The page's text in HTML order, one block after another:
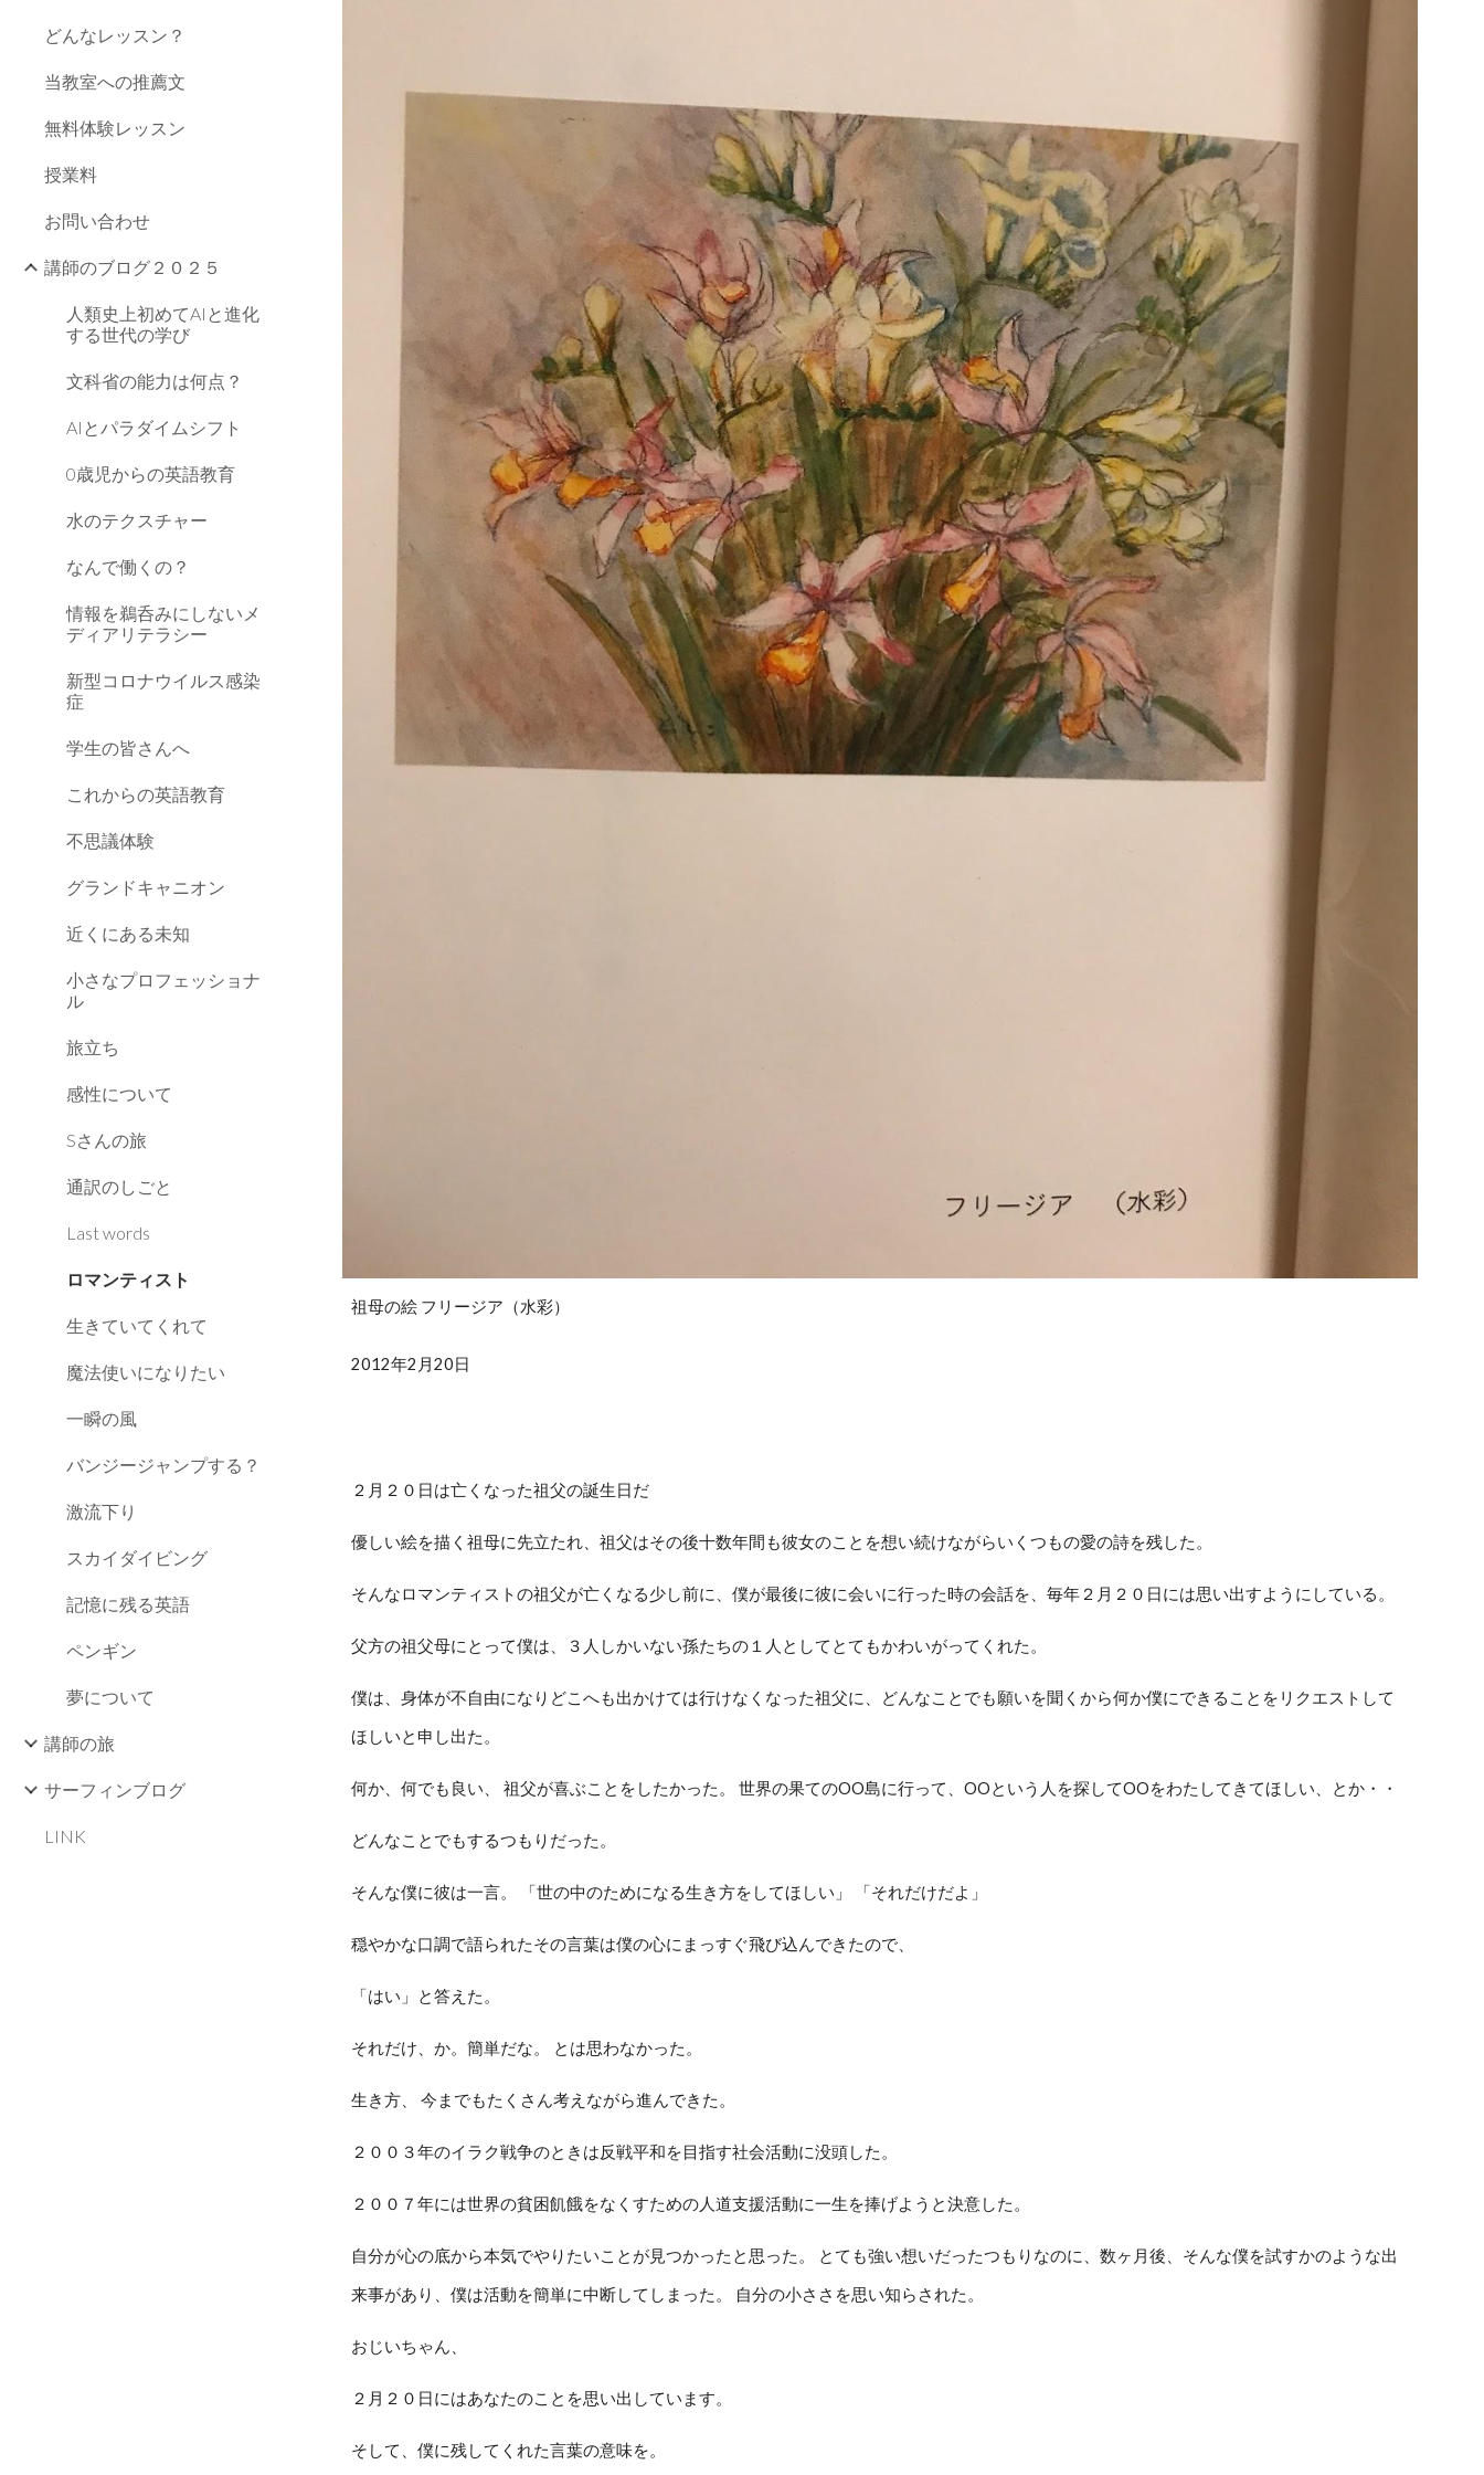
どんなレッスン？
当教室への推薦文
無料体験レッスン
授業料
お問い合わせ
講師のブログ２０２５
人類史上初めてAIと進化
する世代の学び
文科省の能力は何点？
AIとパラダイムシフト
0歳児からの英語教育
水のテクスチャー
なんで働くの？
情報を鵜呑みにしないメ
ディアリテラシー
新型コロナウイルス感染
症
学生の皆さんへ
これからの英語教育
不思議体験
グランドキャニオン
近くにある未知
小さなプロフェッショナ
ル
旅立ち
感性について
Sさんの旅
通訳のしごと
Last words
ロマンティスト
生きていてくれて
魔法使いになりたい
一瞬の風
バンジージャンプする？
激流下り
スカイダイビング
記憶に残る英語
ペンギン
夢について
講師の旅
サーフィンブログ
LINK
祖母の絵 フリージア（水彩）
2012年2月20日
２月２０日は亡くなった祖父の誕生日だ
優しい絵を描く祖母に先立たれ、祖父はその後十数年間も彼女のことを想い続けながらいくつもの愛の詩を残した。
そんなロマンティストの祖父が亡くなる少し前に、僕が最後に彼に会いに行った時の会話を、毎年２月２０日には思い出すようにしている。
父方の祖父母にとって僕は、３人しかいない孫たちの１人としてとてもかわいがってくれた。
僕は、身体が不自由になりどこへも出かけては行けなくなった祖父に、どんなことでも願いを聞くから何か僕にできることをリクエストして
ほしいと申し出た。
何か、何でも良い、 祖父が喜ぶことをしたかった。 世界の果てのOO島に行って、OOという人を探してOOをわたしてきてほしい、とか・・
どんなことでもするつもりだった。
そんな僕に彼は一言。 「世の中のためになる生き方をしてほしい」 「それだけだよ」
穏やかな口調で語られたその言葉は僕の心にまっすぐ飛び込んできたので、
「はい」と答えた。
それだけ、か。簡単だな。 とは思わなかった。
生き方、 今までもたくさん考えながら進んできた。
２００３年のイラク戦争のときは反戦平和を目指す社会活動に没頭した。
２００７年には世界の貧困飢餓をなくすための人道支援活動に一生を捧げようと決意した。
自分が心の底から本気でやりたいことが見つかったと思った。 とても強い想いだったつもりなのに、数ヶ月後、そんな僕を試すかのような出
来事があり、僕は活動を簡単に中断してしまった。 自分の小ささを思い知らされた。
おじいちゃん、
２月２０日にはあなたのことを思い出しています。
そして、僕に残してくれた言葉の意味を。